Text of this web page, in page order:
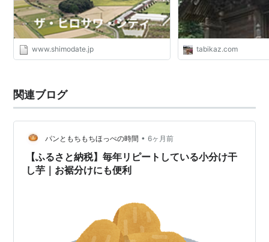
www.shimodate.jp tabikaz.com
関連ブログ
パンともちもちほっぺの時間 • 6ヶ月前
【ふるさと納税】毎年リピートしている小分け干
し芋｜お裾分けにも便利